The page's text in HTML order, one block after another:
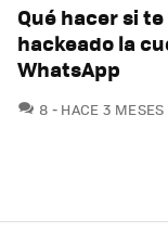
Qué hacer si
hackeado la
WhatsApp
8 COMENTARIOS
HACE 3 MESES